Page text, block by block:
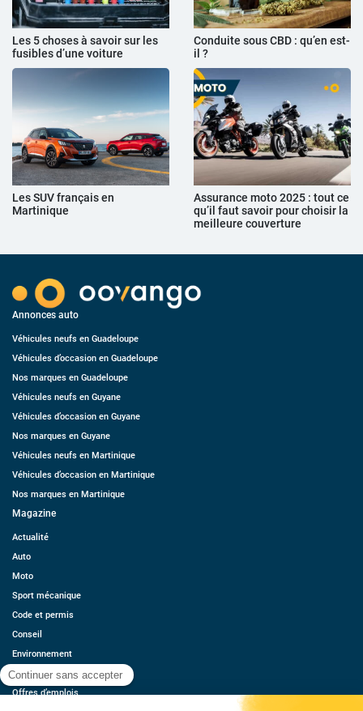
Les 5 choses à savoir sur les
fusibles d’une voiture
Conduite sous CBD : qu’en est-
il ?
Les SUV français en
Martinique
Assurance moto 2025 : tout ce
qu’il faut savoir pour choisir la
meilleure couverture
Annonces auto
Véhicules neufs en Guadeloupe
Véhicules d’occasion en Guadeloupe
Nos marques en Guadeloupe
Véhicules neufs en Guyane
Véhicules d’occasion en Guyane
Nos marques en Guyane
Véhicules neufs en Martinique
Véhicules d’occasion en Martinique
Nos marques en Martinique
Magazine
Actualité
Auto
Moto
Sport mécanique
Code et permis
Conseil
Environnement
Économie
Offres d’emplois